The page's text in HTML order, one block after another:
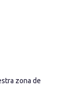
zona de